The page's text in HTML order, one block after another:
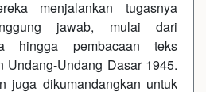
menjalankan tugasnya
jawab, mulai dari
hingga pembacaan teks
Undang-Undang Dasar 1945.
juga dikumandangkan untuk